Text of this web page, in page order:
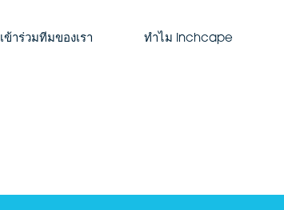
เข้าร่วมทีมของเรา ทำไม Inchcape